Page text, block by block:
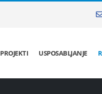
PROJEKTI USPOSABLJANJE